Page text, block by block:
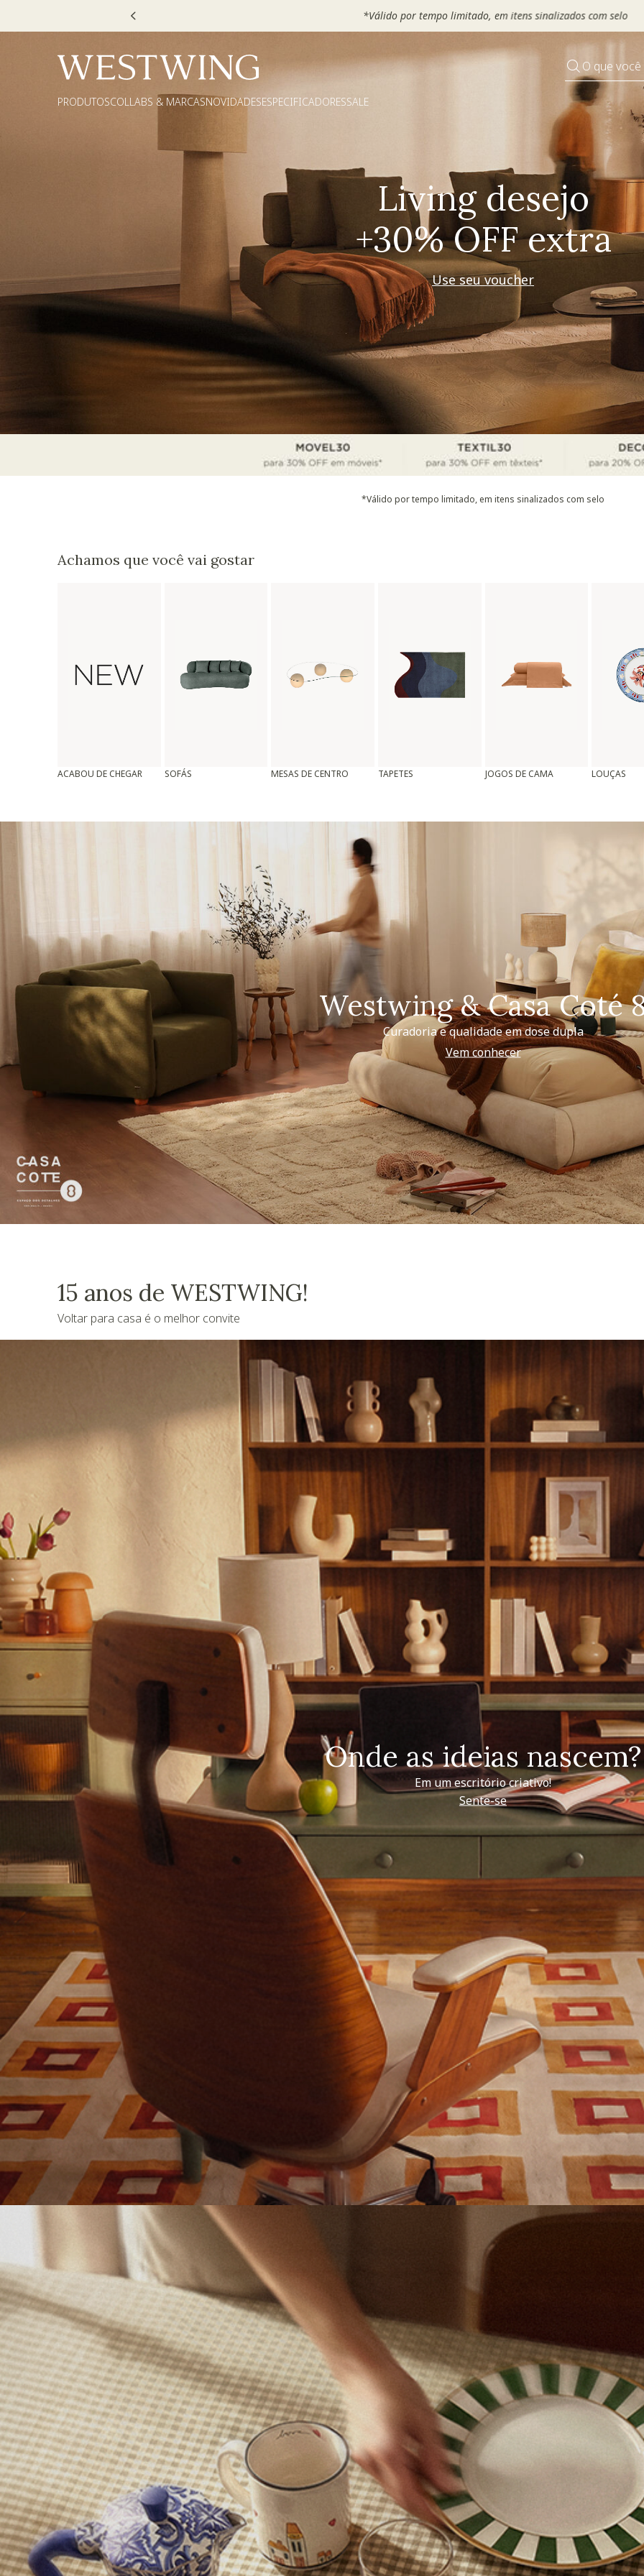
Escolha seu VOUCHER e ganhe até 30% OFF*: useMOVEL30, TEXTIL30 OU
O que
PRODUTOSCOLLABS & MARCASNOVIDADESESPECIFICADORESSALE
Pequenos rituais
Grandes mudanças
Decorar
*Válido por tempo limitado, em itens sinalizados com selo
Achamos que você vai gostar
ACABOU DE CHEGAR SOFÁS MESAS DE CENTRO TAPETES JOGOS DE CAMA LOUÇAS
Westwing & Casa Coté
Curadoria e qualidade em dose dupla
Vem conhecer
15 anos de WESTWING!
Voltar para casa é o melhor convite
Onde as ideias nascem?
Em um escritório criativo!
Sente-se